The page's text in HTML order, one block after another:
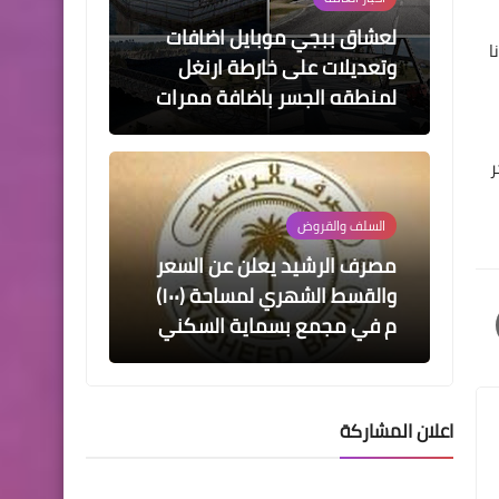
لعشاق ببجي موبايل اضافات
وتعديلات على خارطة ارنغل
لمنطقه الجسر باضافة ممرات
السلف والقروض
مصرف الرشيد يعلن عن السعر
والقسط الشهري لمساحة (١٠٠)
م في مجمع بسماية السكني
اسماء االرعاية الاجتماعية
اعلان المشاركة